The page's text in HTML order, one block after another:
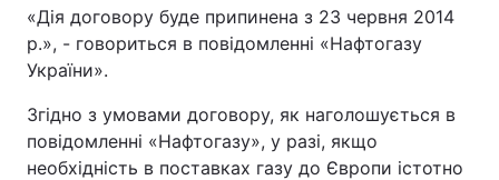
«Дія договору буде припинена з 23 червня 2014
р.», - говориться в повідомленні «Нафтогазу
України».
Згідно з умовами договору, як наголошується в
повідомленні «Нафтогазу», у разі, якщо
необхідність в поставках газу до Європи істотно